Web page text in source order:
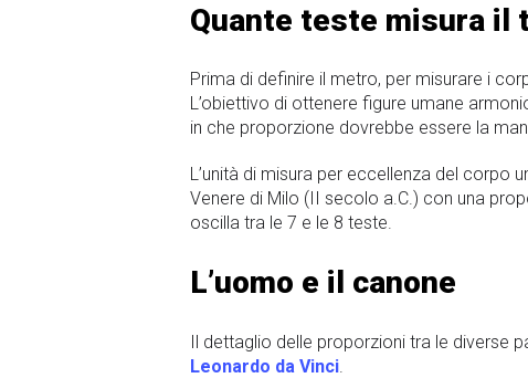
Quante teste misura il
Prima di definire il metro, per misurare i
L’obiettivo di ottenere figure umane
in che proporzione dovrebbe essere la
L’unità di misura per eccellenza del corpo
Venere di Milo (II secolo a.C.) con una
oscilla tra le 7 e le 8 teste.
L’uomo e il canone
Il dettaglio delle proporzioni tra le diverse
Leonardo da Vinci